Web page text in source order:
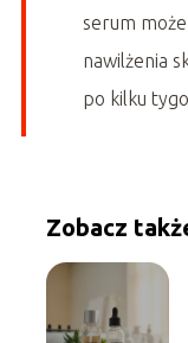
serum
nawilżenia
po kilku
Zobacz